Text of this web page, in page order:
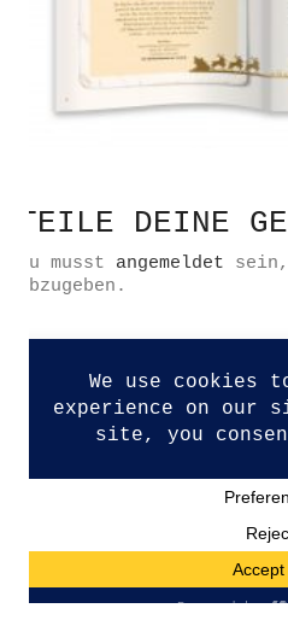
TEILE DEINE
Du musst angemeldet sein,
abzugeben.
© Copyright 2026.